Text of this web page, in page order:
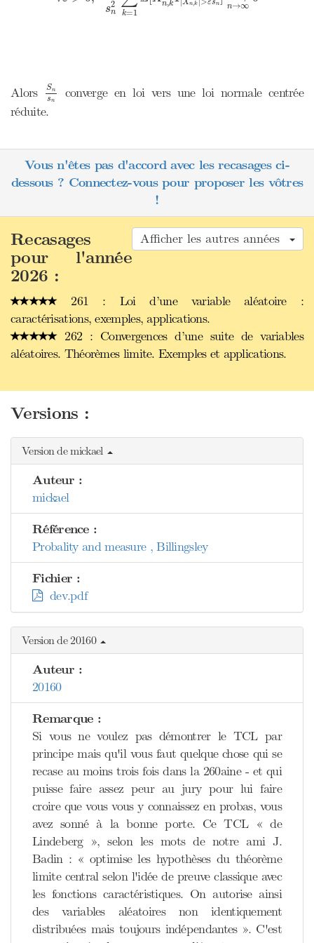
s2
n k=1
n,k Xn,k εsn n→∞
Alors Sn
sn
Sn
converge en loi vers une loi normale centrée
réduite.
Vous n'êtes pas d'accord avec les recasages ci-
dessous ? Connectez-vous pour proposer les vôtres
!
Afficher les autres années
Recasages
pour l'année
2026 :
261 : Loi d’une variable aléatoire :
caractérisations, exemples, applications.
262 : Convergences d’une suite de variables
aléatoires. Théorèmes limite. Exemples et applications.
Versions :
Version de mickael
Auteur :
mickael
Référence :
Probality and measure , Billingsley
Fichier :
dev.pdf
Version de 20160
Auteur :
20160
Remarque :
Si vous ne voulez pas démontrer le TCL par
principe mais qu'il vous faut quelque chose qui se
recase au moins trois fois dans la 260aine - et qui
puisse faire assez peur au jury pour lui faire
croire que vous vous y connaissez en probas, vous
avez sonné à la bonne porte. Ce TCL « de
Lindeberg », selon les mots de notre ami J.
Badin : « optimise les hypothèses du théorème
limite central selon l'idée de preuve classique avec
les fonctions caractéristiques. On autorise ainsi
des variables aléatoires non identiquement
distribuées mais toujours indépendantes ». C'est